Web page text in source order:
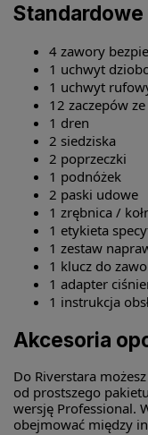
4 zawory
1 uchwyt
1 uchwyt
12 zaczepów
1 dren
2 siedziska
2 poprzeczki
1 podnóżek
2 paski udowe
1 zrębnica /
1 etykieta
1 zestaw
1 klucz do
1 adapter
1 instrukcja
Akcesoria
Do Riverstara
od prostszego
wersję Professional.
obejmować między